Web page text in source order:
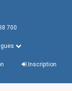
700
Inscription